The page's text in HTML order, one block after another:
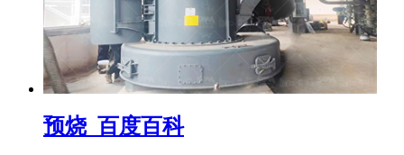
预烧_百度百科